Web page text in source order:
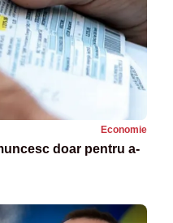
Economie
doar pentru a-